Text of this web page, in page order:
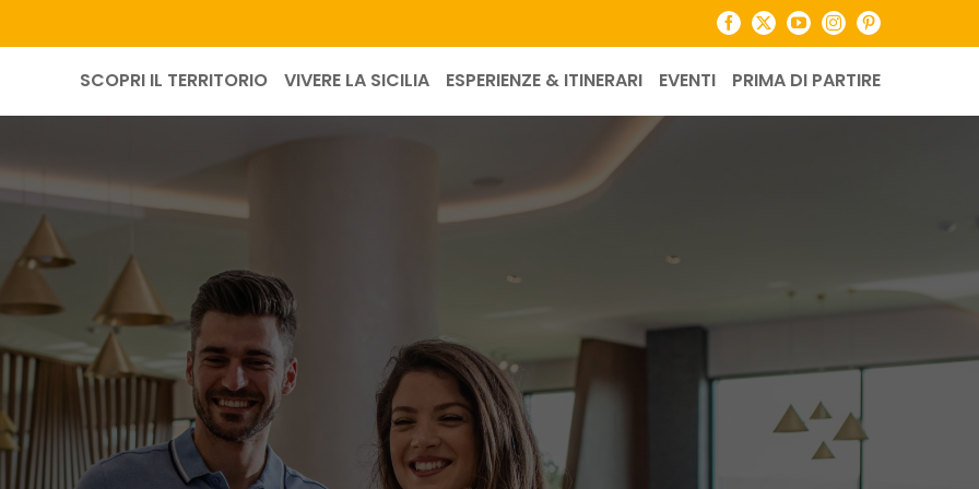
Facebook
X YouTubeInstagramPinterest
SCOPRI IL TERRITORIO VIVERE LA SICILIA ESPERIENZE & ITINERARI EVENTI PRIMA DI PARTIRE